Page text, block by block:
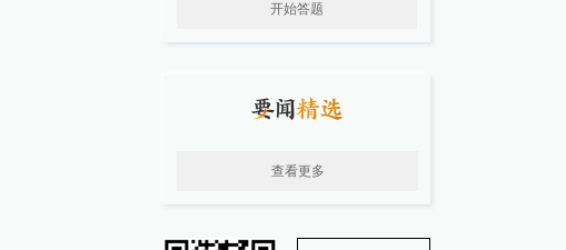
开始答题
查看更多